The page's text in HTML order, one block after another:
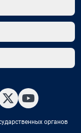
органов